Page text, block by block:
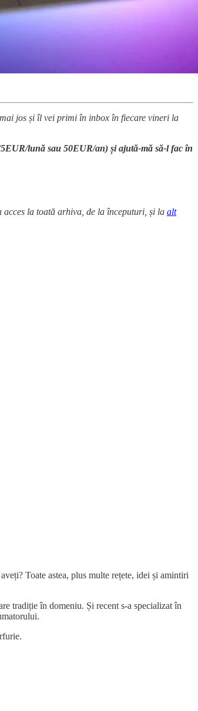
jos și îl vei primi în inbox în fiecare vineri la
lună sau 50EUR/an) și ajută-mă să-l fac în
acces la toată arhiva, de la începuturi, și la alt
Toate astea, plus multe rețete, idei și amintiri
tradiție în domeniu. Și recent s-a specializat în